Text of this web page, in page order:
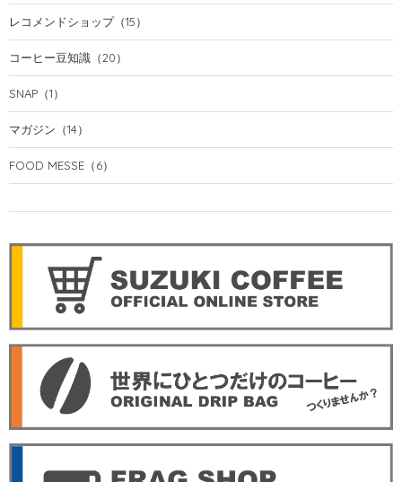
レコメンドショップ（15）
コーヒー豆知識 （20）
SNAP （1）
マガジン （14）
FOOD MESSE （6）